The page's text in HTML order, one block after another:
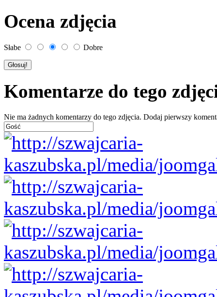
Ocena zdjęcia
Słabe Dobre
Komentarze do tego
Nie ma żadnych komentarzy do tego zdjęcia. Dodaj pierwszy